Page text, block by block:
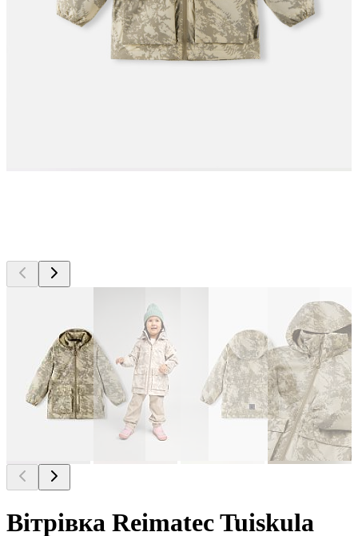
Вітрівка Reimatec Tuiskula